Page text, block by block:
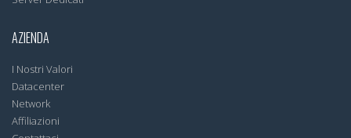
AZIENDA
I Nostri Valori
Datacenter
Network
Affiliazioni